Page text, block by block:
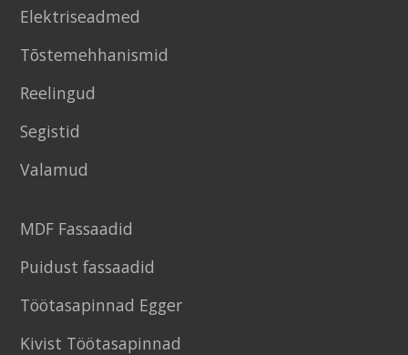
Elektriseadmed
Tõstemehhanismid
Reelingud
Segistid
Valamud
MDF Fassaadid
Puidust fassaadid
Töötasapinnad Egger
Kivist Töötasapinnad